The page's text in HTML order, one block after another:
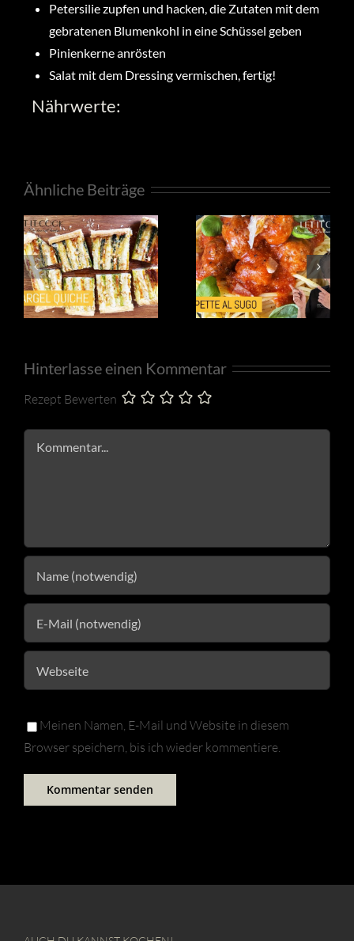
Petersilie zupfen und hacken, die Zutaten mit dem
gebratenen Blumenkohl in eine Schüssel geben
Pinienkerne anrösten
Salat mit dem Dressing vermischen, fertig!
Nährwerte:
Ähnliche Beiträge
Hinterlasse einen Kommentar
Rezept Bewerten
Kommentar
Meinen Namen, E-Mail und Website in diesem
Browser speichern, bis ich wieder kommentiere.